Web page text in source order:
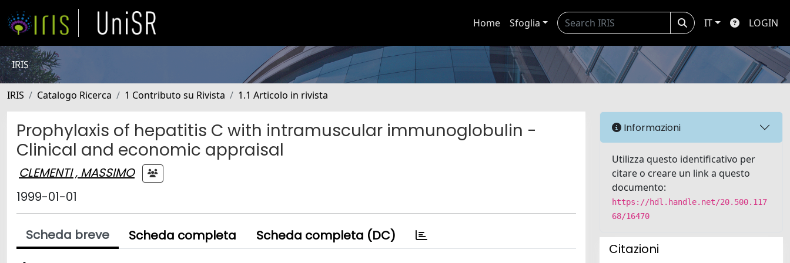
Home Sfoglia IT LOGIN
IRIS
IRIS Catalogo Ricerca 1 Contributo su Rivista 1.1 Articolo in rivista
Prophylaxis of hepatitis C with intramuscular immunoglobulin -
Clinical and economic appraisal
CLEMENTI , MASSIMO
1999-01-01
Scheda breve Scheda completa Scheda completa (DC)
Informazioni
Utilizza questo identificativo per
citare o creare un link a questo
documento:
https://hdl.handle.net/20.500.117
68/16470
Citazioni